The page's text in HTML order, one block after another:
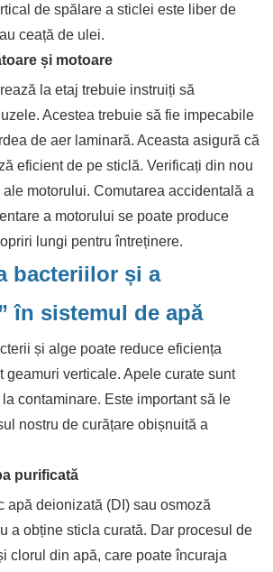
de spălare a sticlei este liber de
ceață de ulei.
și motoare
la etaj trebuie instruiți să
Acestea trebuie să fie impecabile
de aer laminară. Aceasta asigură că
eficient de pe sticlă. Verificați din nou
motorului. Comutarea accidentală a
a motorului se poate produce
lungi pentru întreținere.
bacteriilor și a
în sistemul de apă
și alge poate reduce eficiența
geamuri verticale. Apele curate sunt
contaminare. Este important să le
nostru de curățare obișnuită a
purificată
apă deionizată (DI) sau osmoză
a obține sticla curată. Dar procesul de
clorul din apă, care poate încuraja